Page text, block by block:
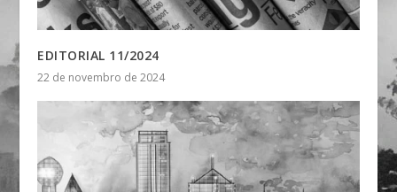
EDITORIAL 11/2024
22 de novembro de 2024